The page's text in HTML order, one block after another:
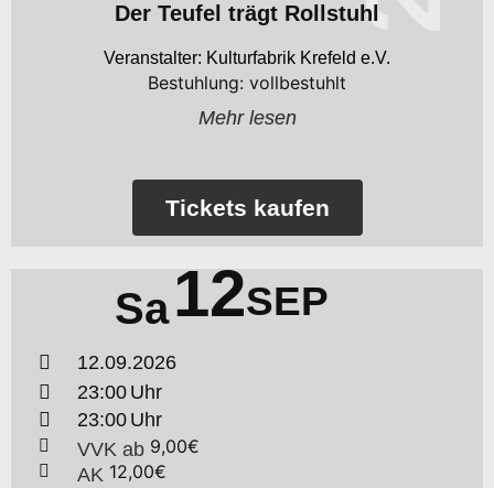
Der Teufel trägt Rollstuhl
Kulturfabrik Krefeld e.V.
Bestuhlung: vollbestuhlt
Mehr lesen
Tickets kaufen
Sa12SEP
12.09.2026
23:00
23:00
VVK ab 9,00€
AK 12,00€